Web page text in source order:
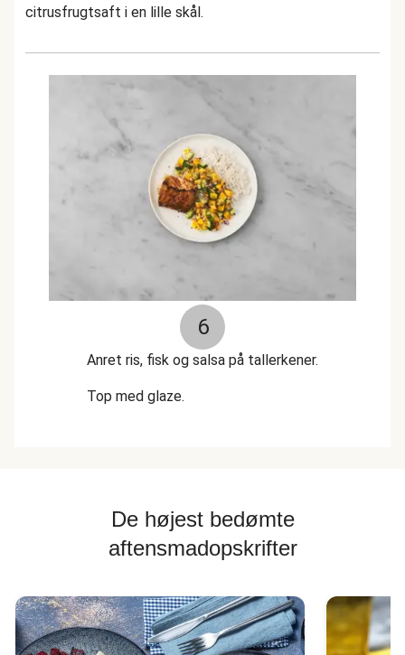
citrusfrugtsaft i en lille skål.
6
Anret ris, fisk og salsa på tallerkener.
Top med glaze.
De højest bedømte
aftensmadopskrifter